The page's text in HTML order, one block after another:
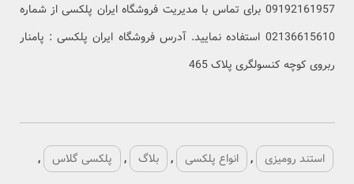
09192161957 برای تماس با مدیریت فروشگاه ایران پلکسی از شماره
02136615610 استفاده نمایید. آدرس فروشگاه ایران پلکسی : پامنار
ربروی کوچه کنسولگری پلاک 465
استند رومیزی , انواع پلکسی , بلاگ , پلکسی گلاس ,